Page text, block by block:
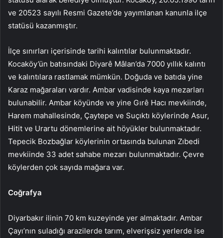
ve 20523 sayılı Resmi Gazete’de yayımlanan kanunla ilçe
statüsü kazanmıştır.
İlçe sınırları içerisinde tarihi kalıntılar bulunmaktadır.
Kocaköy’ün batısındaki Diyarê Mâlan’da 7000 yıllık kalıntı
ve kalıntılara rastlamak mümkün. Doğuda ve batıda yine
Karaz mağaraları vardır. Ambar vadisinde kaya mezarları
bulunabilir. Ambar köyünde ve yine Gırê Hacı mevkiinde,
Harem mahallesinde, Çaytepe ve Suçıktı köylerinde Asur,
Hitit ve Urartu dönemlerine ait höyükler bulunmaktadır.
Tepecik Bozbağlar köylerinin ortasında bulunan Zıbedi
mevkiinde 33 adet sahabe mezarı bulunmaktadır. Çevre
köylerden çok sayıda mağara var.
Coğrafya
Diyarbakır ilinin 70 km kuzeyinde yer almaktadır. Ambar
Çayı’nın suladığı arazilerde tarım, elverişsiz yerlerde ise